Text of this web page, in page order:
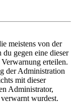
meistens von der
gegen eine dieser
erteilen.
der Administration
mit dieser
Administrator,
wurdest.